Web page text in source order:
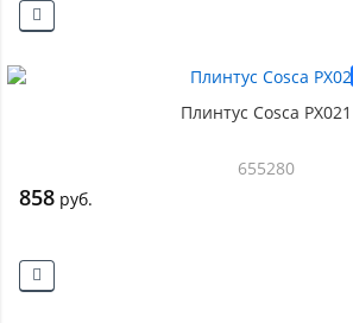
Плинтус Cosca PX021
655280
858 руб.